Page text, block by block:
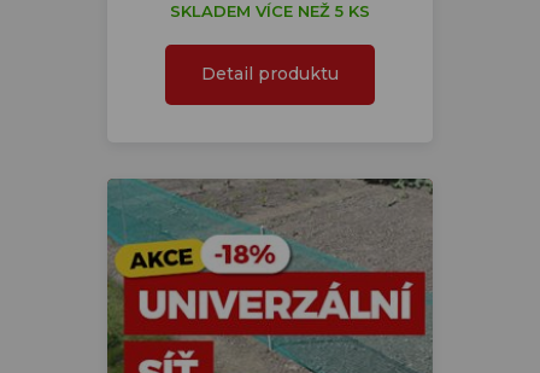
SKLADEM VÍCE NEŽ 5 KS
Detail produktu